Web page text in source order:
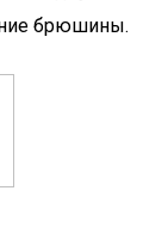
брюшины.